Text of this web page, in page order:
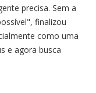
precisa. Sem a
finalizou
como uma
e agora busca